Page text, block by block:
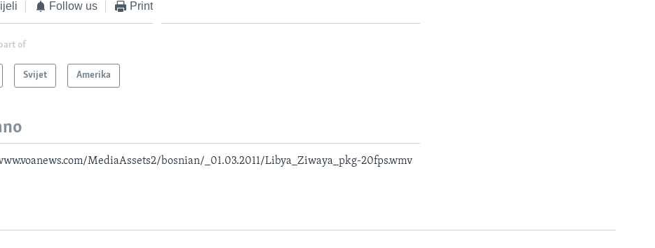
Follow us Print
of
Svijet Amerika
MediaAssets2/bosnian/_01.03.2011/Libya_Ziwaya_pkg-20fps.wmv